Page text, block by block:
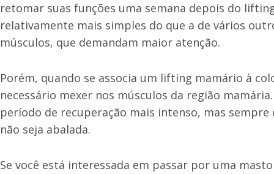
retomar suas funções uma semana depois do
relativamente mais simples do que a de vários
músculos, que demandam maior atenção.
Porém, quando se associa um lifting mamário à
necessário mexer nos músculos da região
período de recuperação mais intenso, mas
não seja abalada.
Se você está interessada em passar por uma